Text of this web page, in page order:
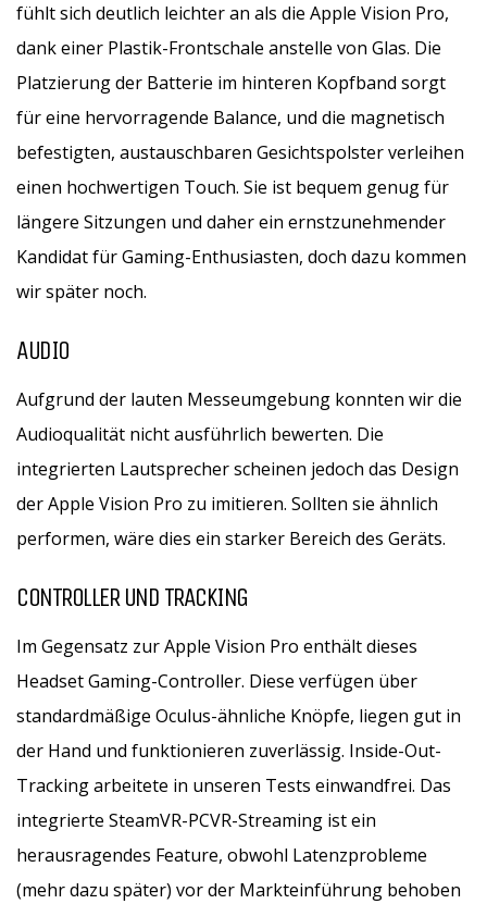
fühlt sich deutlich leichter an als die Apple Vision Pro,
dank einer Plastik-Frontschale anstelle von Glas. Die
Platzierung der Batterie im hinteren Kopfband sorgt
für eine hervorragende Balance, und die magnetisch
befestigten, austauschbaren Gesichtspolster verleihen
einen hochwertigen Touch. Sie ist bequem genug für
längere Sitzungen und daher ein ernstzunehmender
Kandidat für Gaming-Enthusiasten, doch dazu kommen
wir später noch.
AUDIO
Aufgrund der lauten Messeumgebung konnten wir die
Audioqualität nicht ausführlich bewerten. Die
integrierten Lautsprecher scheinen jedoch das Design
der Apple Vision Pro zu imitieren. Sollten sie ähnlich
performen, wäre dies ein starker Bereich des Geräts.
CONTROLLER UND TRACKING
Im Gegensatz zur Apple Vision Pro enthält dieses
Headset Gaming-Controller. Diese verfügen über
standardmäßige Oculus-ähnliche Knöpfe, liegen gut in
der Hand und funktionieren zuverlässig. Inside-Out-
Tracking arbeitete in unseren Tests einwandfrei. Das
integrierte SteamVR-PCVR-Streaming ist ein
herausragendes Feature, obwohl Latenzprobleme
(mehr dazu später) vor der Markteinführung behoben